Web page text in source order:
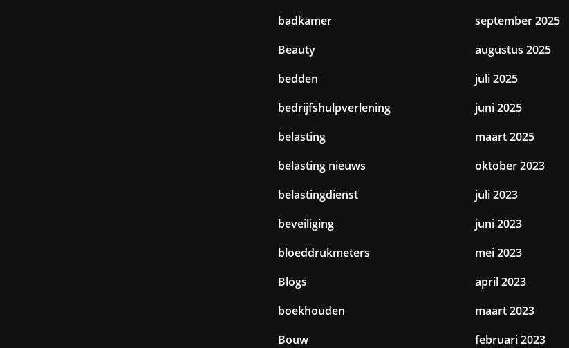
badkamer
Beauty
bedden
bedrijfshulpverlening
belasting
belasting nieuws
belastingdienst
beveiliging
bloeddrukmeters
Blogs
boekhouden
Bouw
september 2025
augustus 2025
juli 2025
juni 2025
maart 2025
oktober 2023
juli 2023
juni 2023
mei 2023
april 2023
maart 2023
februari 2023